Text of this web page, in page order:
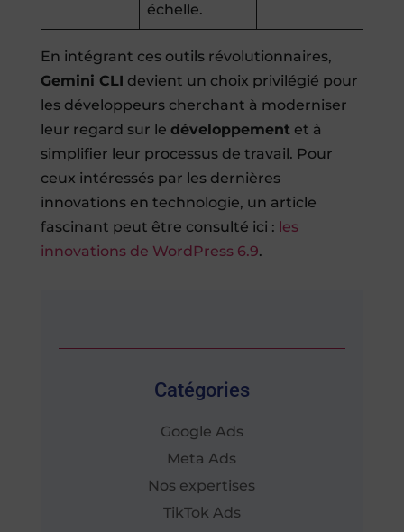
échelle.
En intégrant ces outils révolutionnaires,
Gemini CLI devient un choix privilégié pour
les développeurs cherchant à moderniser
leur regard sur le développementet à
simplifier leur processus de travail. Pour
ceux intéressés par les dernières
innovations en technologie, un article
fascinant peut être consulté ici : les
innovations de WordPress 6.9.
Catégories
Google Ads
Meta Ads
Nos expertises
TikTok Ads